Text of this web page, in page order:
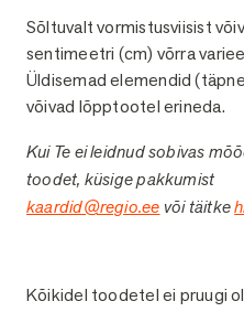
Sõltuvalt vormistusviisist
sentimeetri (cm) võrra
Üldisemad elemendid
võivad lõpptootel erineda.
Kui Te ei leidnud sobivas
toodet, küsige pakkumist
kaardid@regio.ee või täitke
Viimistlused
Kõikidel toodetel ei pruugi